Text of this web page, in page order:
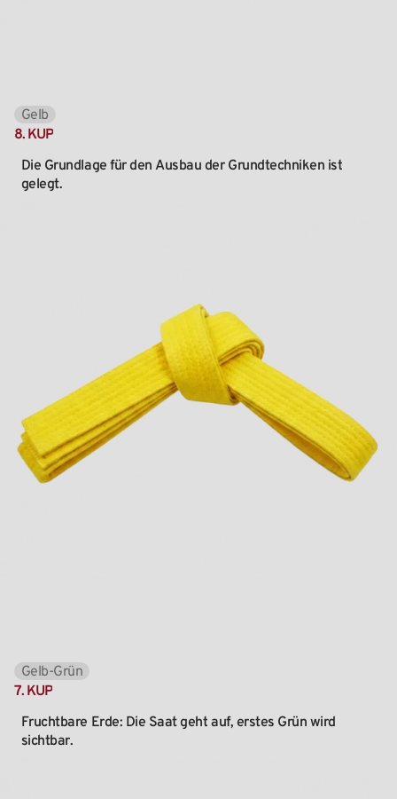
Gelb
8. KUP
Die Grundlage fürden Ausbau der Grundtechniken ist
gelegt.
Gelb-Grün
7. KUP
Fruchtbare Erde: Die Saatgeht auf, erstes Grün wird
sichtbar.